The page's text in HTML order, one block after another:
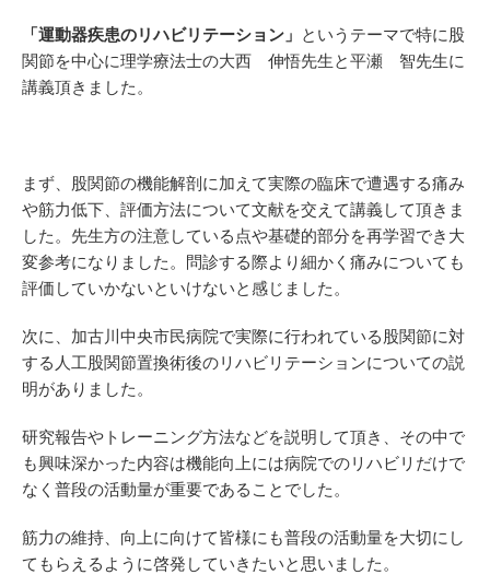
「運動器疾患のリハビリテーション」 というテーマで特に股
関節を中心に理学療法士の大西 伸悟先生と平瀬 智先生に
講義頂きました。
まず、股関節の機能解剖に加えて実際の臨床で遭遇する痛み
や筋力低下、評価方法について文献を交えて講義して頂きま
した。先生方の注意している点や基礎的部分を再学習でき大
変参考になりました。問診する際より細かく痛みについても
評価していかないといけないと感じました。
次に、加古川中央市民病院で実際に行われている股関節に対
する人工股関節置換術後のリハビリテーションについての説
明がありました。
研究報告やトレーニング方法などを説明して頂き、その中で
も興味深かった内容は機能向上には病院でのリハビリだけで
なく普段の活動量が重要であることでした。
筋力の維持、向上に向けて皆様にも普段の活動量を大切にし
てもらえるように啓発していきたいと思いました。